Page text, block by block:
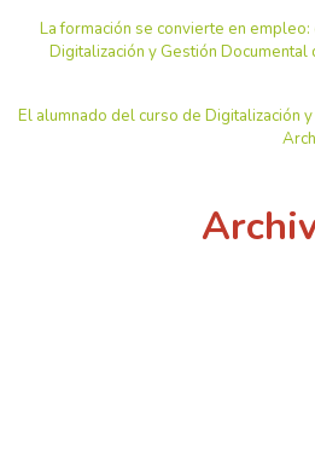
La formación se convierte en
Digitalización y Gestión
El alumnado del curso de Digitalización